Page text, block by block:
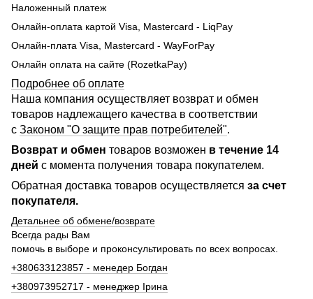
Наложенный платеж
Онлайн-оплата картой Visa, Mastercard - LiqPay
Онлайн-плата Visa, Mastercard - WayForPay
Онлайн оплата на сайте (RozetkaPay)
Подробнее об оплате
Наша компания осуществляет возврат и обмен
товаров надлежащего качества в соответствии
с Законом "О защите прав потребителей".
Возврат и обмен товаров возможен в течение 14
дней с момента получения товара покупателем.
Обратная доставка товаров осуществляется за счет
покупателя.
Детальнее об обмене/возврате
Всегда рады Вам
помочь в выборе и проконсультировать по всех вопросах.
+380633123857 - менедер Богдан
+380973952717 - менеджер Ірина